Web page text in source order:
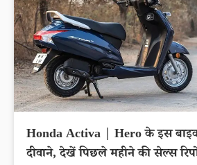
Honda Activa | Hero के इस
दीवाने, देखें पिछले महीने की सेल्स